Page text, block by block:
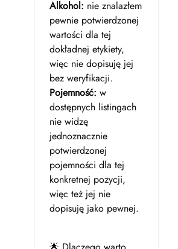
Alkohol: nie znalazłem
pewnie potwierdzonej
wartości dla tej
dokładnej etykiety,
więc nie dopisuję jej
bez weryfikacji.
Pojemność: w
dostępnych listingach
nie widzę
jednoznacznie
potwierdzonej
pojemności dla tej
konkretnej pozycji,
więc też jej nie
dopisuję jako pewnej.